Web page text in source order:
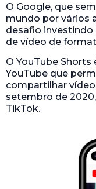
O Google, que
mundo por vários
desafio
de vídeo de
O YouTube
YouTube que
compartilhar
setembro de
TikTok.